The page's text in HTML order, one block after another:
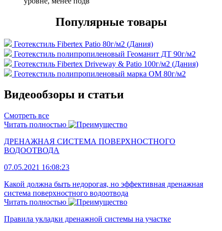
Популярные товары
Геотекстиль Fibertex Patio 80г/м2 (Дания)
Геотекстиль полипропиленовый Геоманит ДТ 90г/м2
Геотекстиль Fibertex Driveway & Patio 100г/м2 (Дания)
Геотекстиль полипропиленовый марка ОМ 80г/м2
Видеообзоры и статьи
Смотреть все
Читать полностью
ДРЕНАЖНАЯ СИСТЕМА ПОВЕРХНОСТНОГО
ВОДООТВОДА
07.05.2021 16:08:23
Какой должна быть недорогая, но эффективная дренажная
система поверхностного водоотвода
Читать полностью
Правила укладки дренажной системы на участке